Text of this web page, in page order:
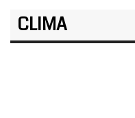
CLIMA